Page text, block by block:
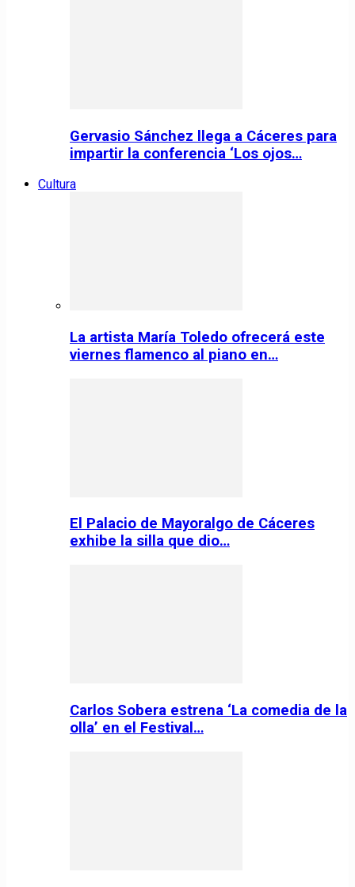
Gervasio Sánchez llega a Cáceres para
impartir la conferencia ‘Los ojos…
Cultura
La artista María Toledo ofrecerá este
viernes flamenco al piano en…
El Palacio de Mayoralgo de Cáceres
exhibe la silla que dio…
Carlos Sobera estrena ‘La comedia de la
olla’ en el Festival…